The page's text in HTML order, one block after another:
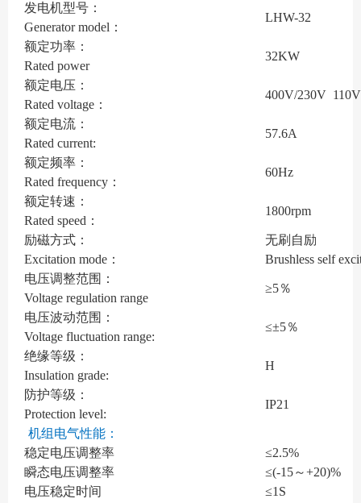
发电机型号：
Generator model：
LHW-32
额定功率：
Rated power
32KW
额定电压：
Rated voltage：
400V/230V
额定电流：
Rated current:
57.6A
额定频率：
Rated frequency：
60Hz
额定转速：
Rated speed：
1800rpm
励磁方式：
Excitation mode：
无刷自励
Brushless self
电压调整范围：
Voltage regulation range
≥5％
电压波动范围：
Voltage fluctuation range:
≤±5％
绝缘等级：
Insulation grade:
H
防护等级：
Protection level:
IP21
机组电气性能：
稳定电压调整率
≤2.5%
瞬态电压调整率
≤(-15～+20)%
电压稳定时间
≤1S